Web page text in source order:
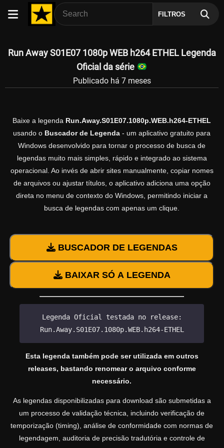
FILTROS
Run Away S01E07 1080p WEB h264 ETHEL Legenda
Oficial da série
Publicado há 7 meses
Baixe a legenda Run.Away.S01E07.1080p.WEB.h264-ETHEL
usando o Buscador de Legenda - um aplicativo gratuito para
Windows desenvolvido para tornar o processo de busca de
legendas muito mais simples, rápido e integrado ao sistema
operacional. Ao invés de abrir sites manualmente, copiar nomes
de arquivos ou ajustar títulos, o aplicativo adiciona uma opção
direta no menu de contexto do Windows, permitindo iniciar a
busca de legendas com apenas um clique.
BUSCADOR DE LEGENDAS
BAIXAR SÓ A LEGENDA
Legenda Oficial testada no release:
Run.Away.S01E07.1080p.WEB.h264-ETHEL
Esta legenda também pode ser utilizada em outros
releases, bastando renomear o arquivo conforme
necessário.
As legendas disponibilizadas para download são submetidas a
um processo de validação técnica, incluindo verificação de
temporização (timing), análise de conformidade com normas de
legendagem, auditoria de precisão tradutória e controle de